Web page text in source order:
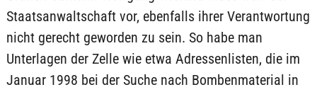
Staatsanwaltschaft vor, ebenfalls ihrer Verantwortung
nicht gerecht geworden zu sein. So habe man
Unterlagen der Zelle wie etwa Adressenlisten, die im
Januar 1998 bei der Suche nach Bombenmaterial in